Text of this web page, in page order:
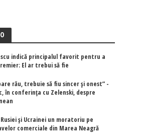
indică principalul favorit pentru a
El ar trebui să fie
rău, trebuie să fiu sincer și onest” -
în conferința cu Zelenski, despre
și Ucrainei un moratoriu pe
comerciale din Marea Neagră